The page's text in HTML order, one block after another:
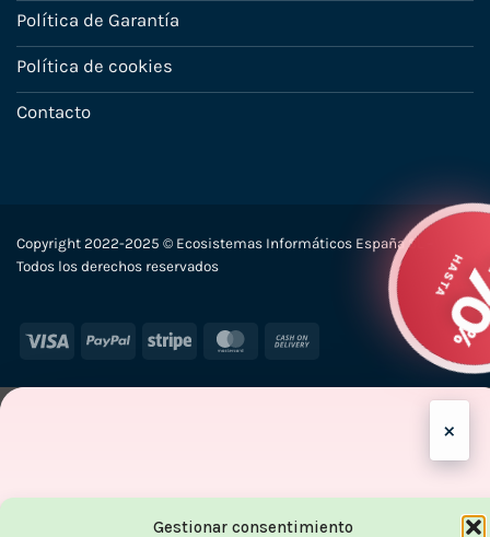
Gestionar consentimiento
Política de Garantía
Política de cookies
Contacto
Copyright 2022-2025 © Ecosistemas Informáticos España SL –
Todos los derechos reservados
Visa PayPal Stripe MasterCard
×